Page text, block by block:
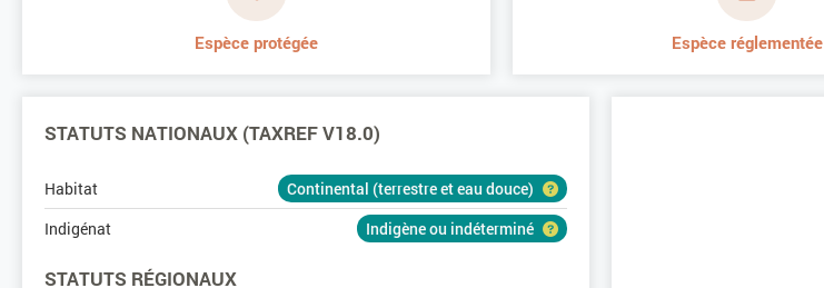
Espèce protégée Espèce réglementée
STATUTS NATIONAUX (TAXREF V18.0)
Habitat
Continental (terrestre et eau douce)
Indigénat
Indigène ou indéterminé
STATUTS RÉGIONAUX